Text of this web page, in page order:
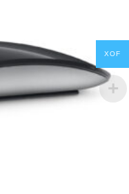
XOF